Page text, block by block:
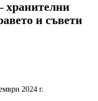
и съвети
2024 г.